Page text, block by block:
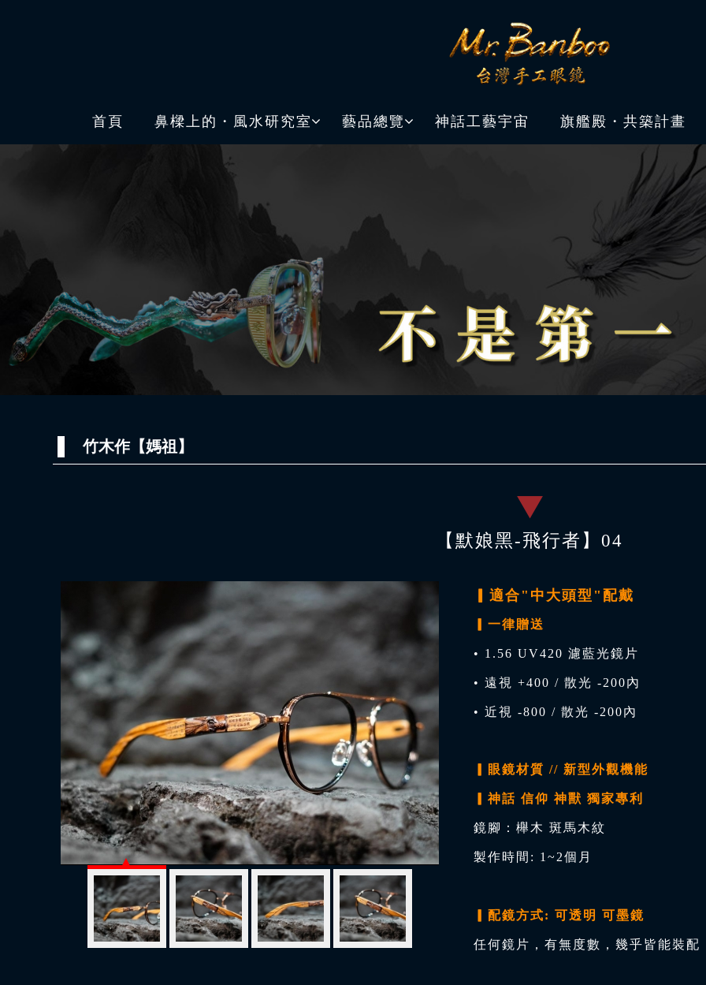
首頁 鼻樑上的・風水研究室 藝品總覽 神話工藝宇宙 旗艦殿・共築計畫
竹木作【媽祖】
【默娘黑-飛行者】04
▎適合"中大頭型"配戴
▎一律贈送
• 1.56 UV420 濾藍光鏡片
• 遠視 +400 / 散光 -200內
• 近視 -800 / 散光 -200內
▎眼鏡材質 // 新型外觀機能
▎神話 信仰 神獸 獨家專利
鏡腳：櫸木 斑馬木紋
製作時間: 1~2個月
▎配鏡方式: 可透明 可墨鏡
任何鏡片，有無度數，幾乎皆能裝